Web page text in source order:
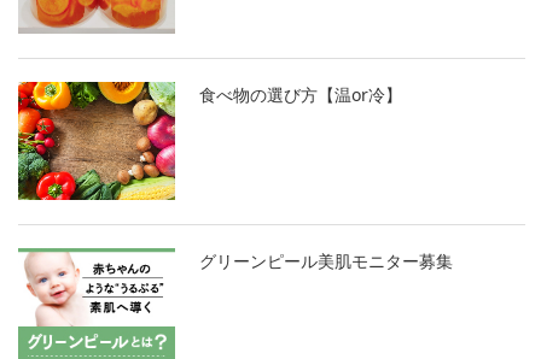
食べ物の選び方【温or冷】
グリーンピール美肌モニター募集